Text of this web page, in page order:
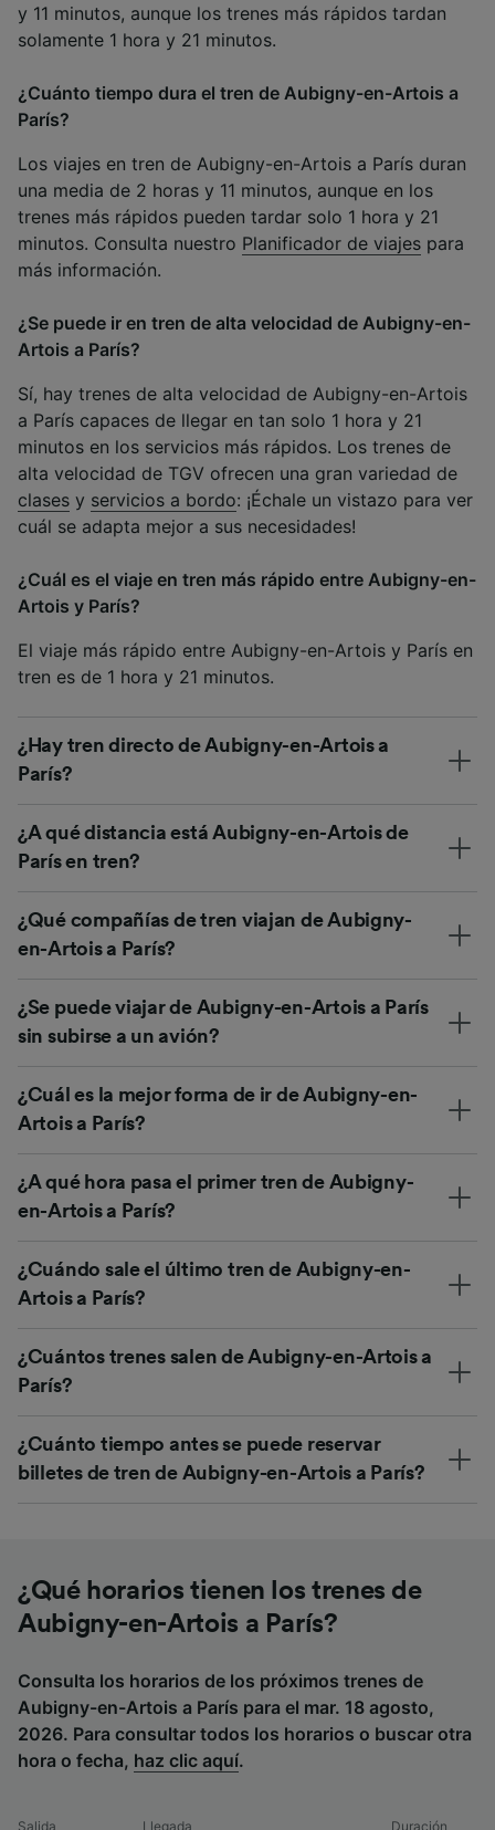
y 11 minutos, aunque los trenes más rápidos tardan
solamente 1 hora y 21 minutos.
¿Cuánto tiempo dura el tren de Aubigny-en-Artois a
París?
Los viajes en tren de Aubigny-en-Artois a París duran
una media de 2 horas y 11 minutos, aunque en los
trenes más rápidos pueden tardar solo 1 hora y 21
minutos. Consulta nuestro Planificador de viajes para
más información.
¿Se puede ir en tren de alta velocidad de Aubigny-en-
Artois a París?
Sí, hay trenes de alta velocidad de Aubigny-en-Artois
a París capaces de llegar en tan solo 1 hora y 21
minutos en los servicios más rápidos. Los trenes de
alta velocidad de TGV ofrecen una gran variedad de
clases y servicios a bordo: ¡Échale un vistazo para ver
cuál se adapta mejor a sus necesidades!
¿Cuál es el viaje en tren más rápido entre Aubigny-en-
Artois y París?
El viaje más rápido entre Aubigny-en-Artois y París en
tren es de 1 hora y 21 minutos.
¿Hay tren directo de Aubigny-en-Artois a
París?
¿A qué distancia está Aubigny-en-Artois de
París en tren?
¿Qué compañías de tren viajan de Aubigny-
en-Artois a París?
¿Se puede viajar de Aubigny-en-Artois a París
sin subirse a un avión?
¿Cuál es la mejor forma de ir de Aubigny-en-
Artois a París?
¿A qué hora pasa el primer tren de Aubigny-
en-Artois a París?
¿Cuándo sale el último tren de Aubigny-en-
Artois a París?
¿Cuántos trenes salen de Aubigny-en-Artois a
París?
¿Cuánto tiempo antes se puede reservar
billetes de tren de Aubigny-en-Artois a París?
¿Qué horarios tienen los trenes de
Aubigny-en-Artois a París?
Consulta los horarios de los próximos trenes de
Aubigny-en-Artois a París para el mar. 18 agosto,
2026. Para consultar todos los horarios o buscar otra
hora o fecha, haz clic aquí.
Salida Llegada Duración